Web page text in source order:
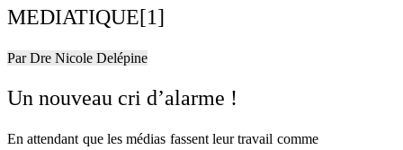
MEDIATIQUE[1]
ParDre Nicole Delépine
Un nouveau cri d’alarme !
En attendant que les médias fassent leur travail comme